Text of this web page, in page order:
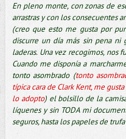
En pleno monte, con zonas de
arrastras y con los consecuentes
(creo que esto me gusta por
discurre un día más sin pena ni
laderas. Una vez recogimos, nos
Cuando me disponía a
tonto asombrado (tonto
típica cara de Clark Kent, me
lo adopto) el bolsillo de la
líquenes y sin TODA mi
seguros, hasta los papeles de